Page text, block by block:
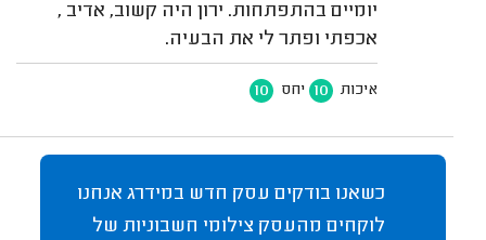
יומיים בהתפתחות. ירון היה קשוב, אדיב ,
אכפתי ופתר לי את הבעיה.
איכות 10 יחס 10
כשאנו בודקים עסק חדש במידרג אנחנו
לוקחים מהעסק צילומי חשבוניות של